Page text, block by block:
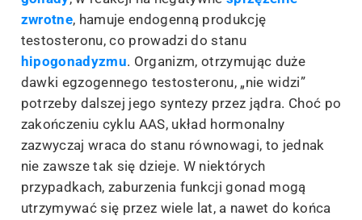
zwrotne, hamuje endogenną produkcję
testosteronu, co prowadzi do stanu
hipogonadyzmu. Organizm, otrzymując duże
dawki egzogennego testosteronu, „nie widzi”
potrzeby dalszej jego syntezy przez jądra. Choć po
zakończeniu cyklu AAS, układ hormonalny
zazwyczaj wraca do stanu równowagi, to jednak
nie zawsze tak się dzieje. W niektórych
przypadkach, zaburzenia funkcji gonad mogą
utrzymywać się przez wiele lat, a nawet do końca